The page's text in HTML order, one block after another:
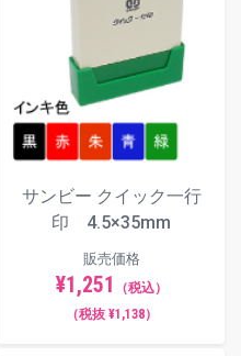
サンビー クイック一行
印 4.5×35mm
販売価格
¥1,251
（税込）
（税抜 ¥1,138）